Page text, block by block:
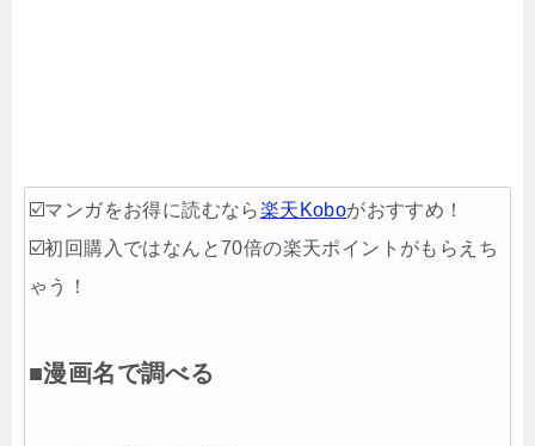
☑️マンガをお得に読むなら楽天Koboがおすすめ！
☑️初回購入ではなんと70倍の楽天ポイントがもらえち
ゃう！
■漫画名で調べる